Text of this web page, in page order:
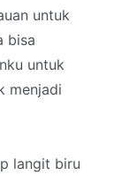
untuk
bisa
untuk
menjadi
langit biru